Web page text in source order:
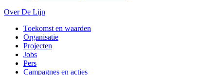
Over De Lijn
Toekomst en waarden
Organisatie
Projecten
Jobs
Pers
Campagnes en acties